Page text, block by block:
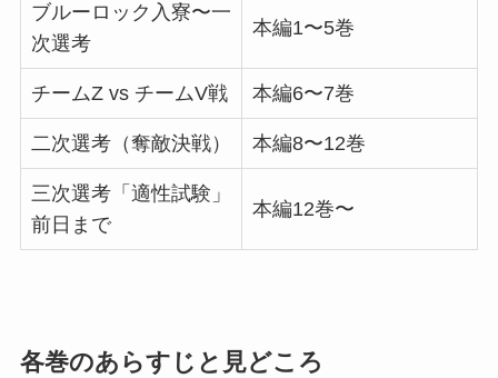
ブルーロック入寮〜一
次選考
本編1〜5巻
チームZ vs チームV戦 本編6〜7巻
二次選考（奪敵決戦） 本編8〜12巻
三次選考「適性試験」
前日まで
本編12巻〜
各巻のあらすじと見どころ